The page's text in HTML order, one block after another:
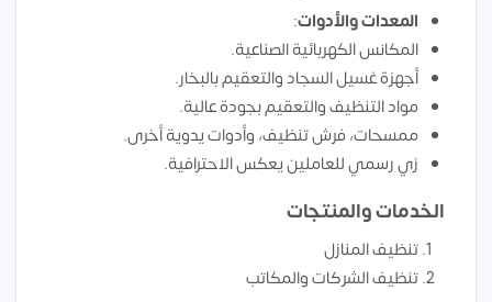
المعدات والأدوات:
المكانس الكهربائية الصناعية.
أجهزة غسيل السجاد والتعقيم بالبخار.
مواد التنظيف والتعقيم بجودة عالية.
ممسحات، فرش تنظيف، وأدوات يدوية أخرى.
زي رسمي للعاملين يعكس الاحترافية.
الخدمات والمنتجات
تنظيف المنازل
تنظيف الشركات والمكاتب